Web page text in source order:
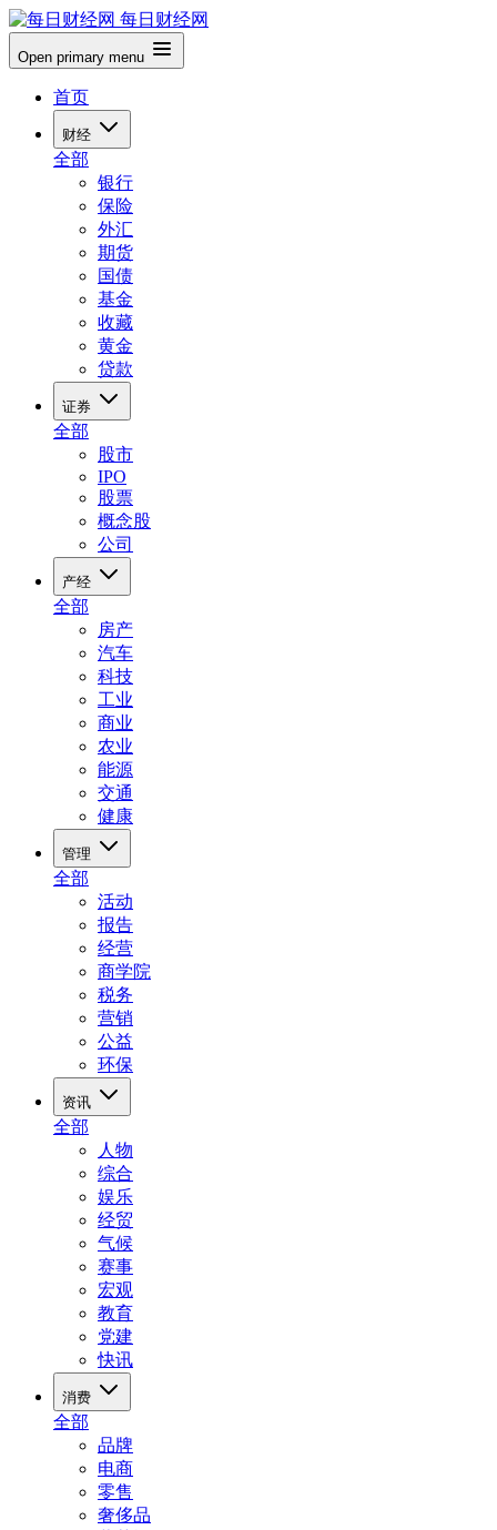
每日财经网
Open primary menu
首页
财经
全部
银行
保险
外汇
期货
国债
基金
收藏
黄金
贷款
证券
全部
股市
IPO
股票
概念股
公司
产经
全部
房产
汽车
科技
工业
商业
农业
能源
交通
健康
管理
全部
活动
报告
经营
商学院
税务
营销
公益
环保
资讯
全部
人物
综合
娱乐
经贸
气候
赛事
宏观
教育
党建
快讯
消费
全部
品牌
电商
零售
奢侈品